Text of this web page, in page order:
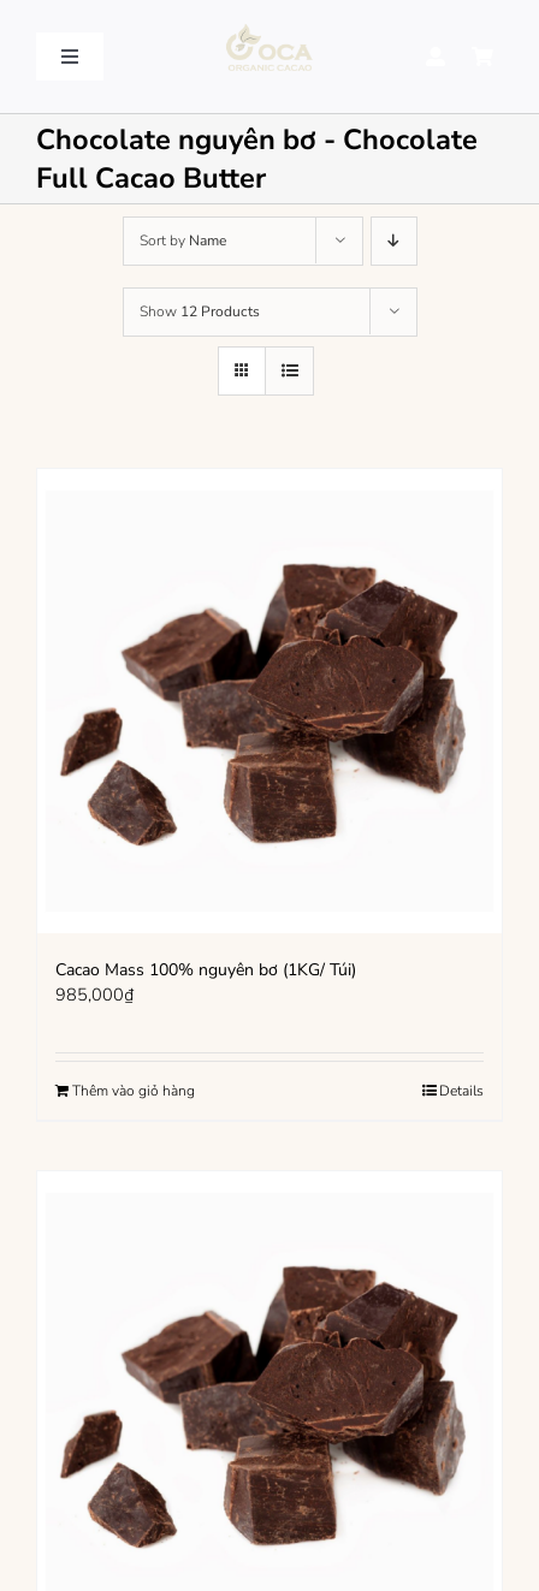
Toggle
VỀ OCA – OCA STORY
QUY TRÌNH SẢN XUẤT – PROCESSING
LIÊN HỆ – CONTACT US
Chocolate nguyên bơ - Chocolate
Full Cacao Butter
Sort by Name
Show 12 Products
Cacao Mass 100% nguyên bơ (1KG/ Túi)
985,000₫
Thêm vào giỏ hàng Details